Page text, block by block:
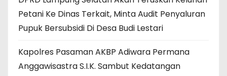
Petani Ke Dinas Terkait, Minta Audit Penyaluran
Pupuk Bersubsidi Di Desa Budi Lestari
Kapolres Pasaman AKBP Adiwara Permana
Anggawisastra S.I.K. Sambut Kedatangan